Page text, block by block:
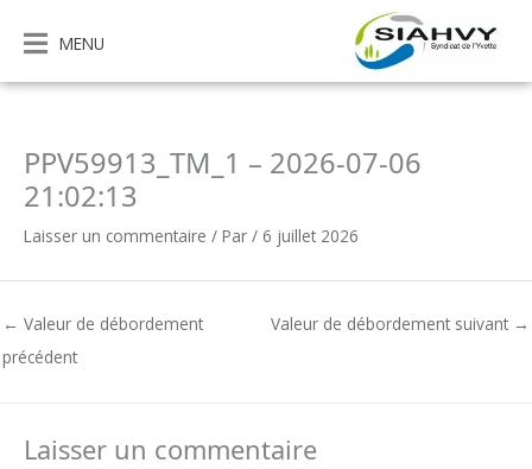
contenu
MENU
PPV59913_TM_1 – 2026-07-06
21:02:13
Laisser un commentaire / Par / 6 juillet 2026
← Valeur de débordement
précédent
Valeur de débordement suivant →
Laisser un commentaire